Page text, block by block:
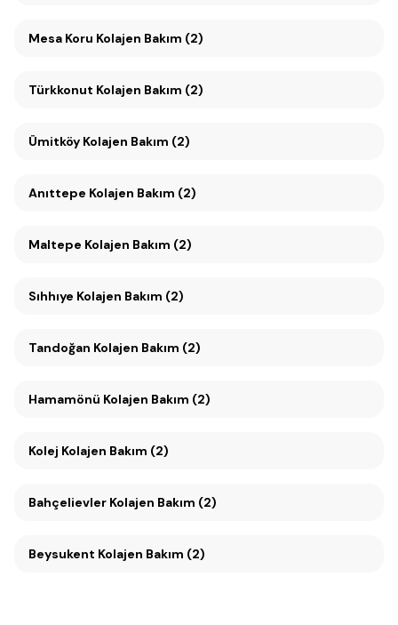
Mesa Koru Kolajen Bakım (2)
Türkkonut Kolajen Bakım (2)
Ümitköy Kolajen Bakım (2)
Anıttepe Kolajen Bakım (2)
Maltepe Kolajen Bakım (2)
Sıhhıye Kolajen Bakım (2)
Tandoğan Kolajen Bakım (2)
Hamamönü Kolajen Bakım (2)
Kolej Kolajen Bakım (2)
Bahçelievler Kolajen Bakım (2)
Beysukent Kolajen Bakım (2)